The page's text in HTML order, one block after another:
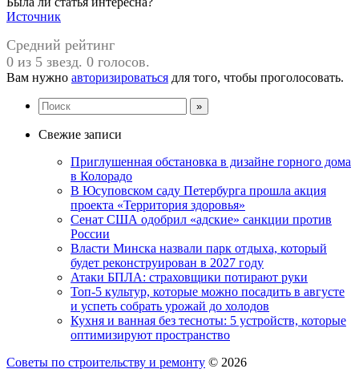
Источник
Средний рейтинг
0 из 5 звезд. 0 голосов.
Вам нужно авторизироваться для того, чтобы проголосовать.
Свежие записи
Приглушенная обстановка в дизайне горного дома
в Колорадо
В Юсуповском саду Петербурга прошла акция
проекта «Территория здоровья»
Сенат США одобрил «адские» санкции против
России
Власти Минска назвали парк отдыха, который
будет реконструирован в 2027 году
Атаки БПЛА: страховщики потирают руки
Топ-5 культур, которые можно посадить в августе
и успеть собрать урожай до холодов
Кухня и ванная без тесноты: 5 устройств, которые
оптимизируют пространство
Советы по строительству и ремонту © 2026